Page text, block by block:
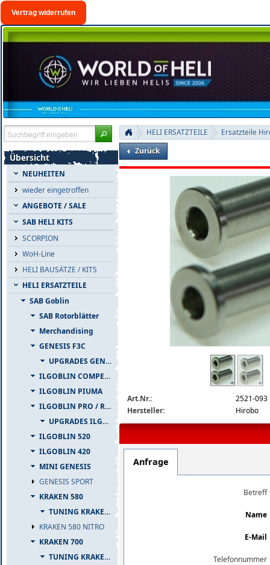
Vertrag widerrufen
Übersicht
NEUHEITEN
wieder eingetroffen
ANGEBOTE / SALE
SAB HELI KITS
SCORPION
WoH-Line
HELI BAUSÄTZE / KITS
HELI ERSATZTEILE
SAB Goblin
SAB Rotorblätter
Merchandising
GENESIS F3C
UPGRADES GENESIS F3C
ILGOBLIN COMPETIZIONE
ILGOBLIN PIUMA
ILGOBLIN PRO / RAW 700
UPGRADES ILGOBLIN PRO / RAW 700
ILGOBLIN 520
ILGOBLIN 420
MINI GENESIS
GENESIS SPORT
KRAKEN 580
TUNING KRAKEN 580
KRAKEN 580 NITRO
KRAKEN 700
TUNING KRAKEN 700
HELI ERSATZTEILE
Ersatzteile
Zurück
Art.Nr.:
2521-093
Hersteller:
Hirobo
Anfrage
Betreff
Name
E-Mail
Telefonnummer